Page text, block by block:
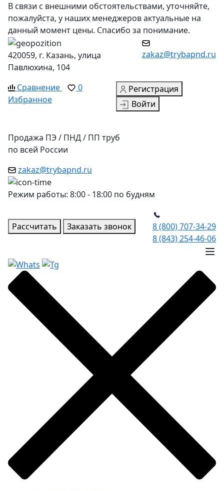
В связи с внешними обстоятельствами, уточняйте,
пожалуйста, у наших менеджеров актуальные на
данный момент цены. Спасибо за понимание.
420059, г. Казань, улица
Павлюхина, 104
zakaz@trybapnd.ru
Сравнение
0
Избранное
Регистрация
Войти
Продажа ПЭ / ПНД / ПП труб
по всей России
zakaz@trybapnd.ru
Режим работы: 8:00 - 18:00 по будням
Рассчитать Заказать звонок
8 (800) 707-34-29
8 (843) 254-46-06